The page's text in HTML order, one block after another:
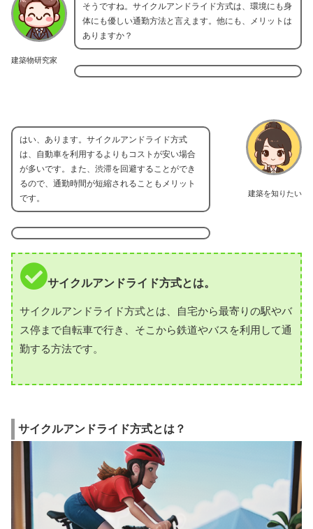
建築物研究家
そうですね。サイクルアンドライド方式は、環境にも身
体にも優しい通勤方法と言えます。他にも、メリットは
ありますか？
建築を知りたい
はい、あります。サイクルアンドライド方式
は、自動車を利用するよりもコストが安い場合
が多いです。また、渋滞を回避することができ
るので、通勤時間が短縮されることもメリット
です。
サイクルアンドライド方式とは。
サイクルアンドライド方式とは、自宅から最寄りの駅やバ
ス停まで自転車で行き、そこから鉄道やバスを利用して通
勤する方法です。
サイクルアンドライド方式とは？